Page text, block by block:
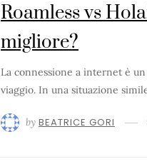
Roamless vs
migliore?
La connessione a internet è
viaggio. In una situazione
by BEATRICE GORI